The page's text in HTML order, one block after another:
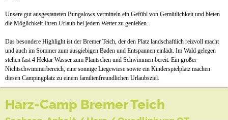
Unsere gut ausgestatteten Bungalows vermitteln ein Gefühl von Gemütlichkeit und bieten
die Möglichkeit Ihren Urlaub bei jedem Wetter zu genießen.
Das besondere Highlight ist der Bremer Teich, der den Platz landschaftlich reizvoll macht
und auch im Sommer zum ausgiebigen Baden und Entspannen einlädt. Im Wald gelegen
stehen fast 4 Hektar Wasser zum Plantschen und Schwimmen bereit. Ein großer
Nichtschwimmerbereich, eine sonnige Liegewiese sowie ein Kinderspielplatz machen
diesen Campingplatz zu einem familienfreundlichen Urlaubsziel.
Harz-Camp Bremer Teich